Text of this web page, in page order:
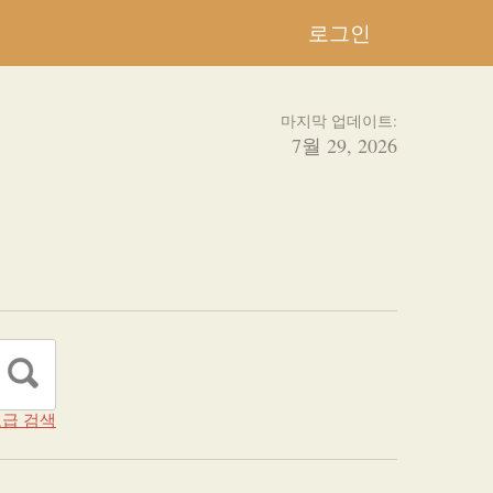
로그인
마지막 업데이트:
7월 29, 2026
급 검색